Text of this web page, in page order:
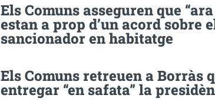
Els Comuns asseguren que
estan a prop d’un acord sobre
sancionador en habitatge
Els Comuns retreuen a Borràs
entregar “en safata” la